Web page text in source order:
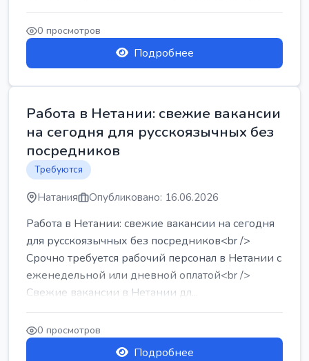
женщин от хозя...
0 просмотров
Подробнее
Работа в Нетании: свежие вакансии
на сегодня для русскоязычных без
посредников
Требуются
Натания Опубликовано: 16.06.2026
Работа в Нетании: свежие вакансии на сегодня
для русскоязычных без посредников<br />
Срочно требуется рабочий персонал в Нетании с
еженедельной или дневной оплатой<br />
Свежие вакансии в Нетании дл...
0 просмотров
Подробнее